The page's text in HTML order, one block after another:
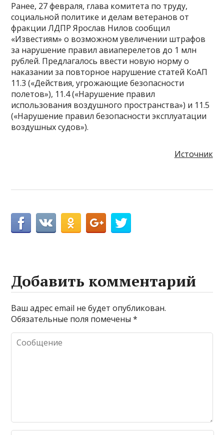
Ранее, 27 февраля, глава комитета по труду,
социальной политике и делам ветеранов от
фракции ЛДПР Ярослав Нилов сообщил
«Известиям» о возможном увеличении штрафов
за нарушение правил авиаперелетов до 1 млн
рублей. Предлагалось ввести новую норму о
наказании за повторное нарушение статей КоАП
11.3 («Действия, угрожающие безопасности
полетов»), 11.4 («Нарушение правил
использования воздушного пространства») и 11.5
(«Нарушение правил безопасности эксплуатации
воздушных судов»).
Источник
Добавить комментарий
Ваш адрес email не будет опубликован.
Обязательные поля помечены*